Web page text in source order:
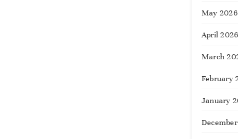
May 2026
April 2026
March
February
January